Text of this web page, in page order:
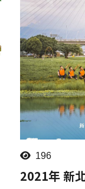
196
2021年 新